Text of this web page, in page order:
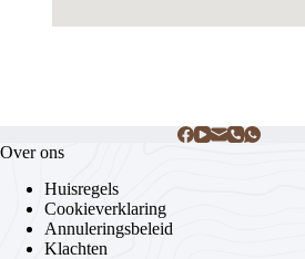
Over ons
Huisregels
Cookieverklaring
Annuleringsbeleid
Klachten